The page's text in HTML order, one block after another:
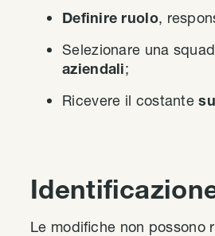
Definire ruolo,
Selezionare una
aziendali;
Ricevere il costante
Le modifiche non possono